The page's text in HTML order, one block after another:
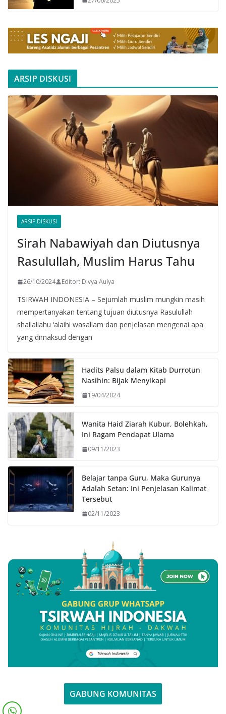
ARSIP DISKUSI
ARSIP DISKUSI
Sirah Nabawiyah dan Diutusnya
Rasulullah, Muslim Harus Tahu
26/10/2024 Editor: Divya Aulya
TSIRWAH INDONESIA – Sejumlah muslim mungkin masih
mempertanyakan tentang tujuan diutusnya Rasulullah
shallallahu ‘alaihi wasallam dan penjelasan mengenai apa
yang dimaksud dengan
Hadits Palsu dalam Kitab Durrotun
Nasihin: Bijak Menyikapi
19/04/2024
Wanita Haid Ziarah Kubur, Bolehkah,
Ini Ragam Pendapat Ulama
09/11/2023
Belajar tanpa Guru, Maka Gurunya
Adalah Setan: Ini Penjelasan Kalimat
Tersebut
02/11/2023
GABUNG KOMUNITAS